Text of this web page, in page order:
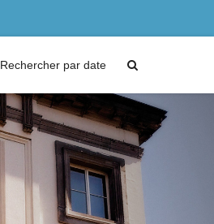
Rechercher par date